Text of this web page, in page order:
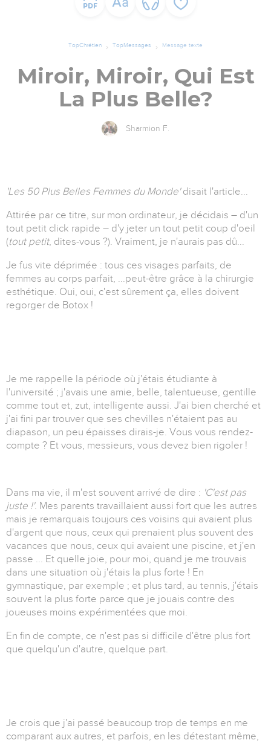
TopChrétien TopMessages Message texte
Miroir, Miroir, Qui Est
La Plus Belle?
Sharmion F.
'Les 50 Plus Belles Femmes du Monde'disait l'article...
Attirée par ce titre, sur mon ordinateur, je décidais – d'un
tout petit click rapide – d'y jeter un tout petit coup d'oeil
(tout petit, dites-vous ?). Vraiment, je n'aurais pas dû...
Je fus vite déprimée : tous ces visages parfaits, de
femmes au corps parfait, ...peut-être grâce à la chirurgie
esthétique. Oui, oui, c'est sûrement ça, elles doivent
regorger de Botox !
Je me rappelle la période où j'étais étudiante à
l'université ; j'avais une amie, belle, talentueuse, gentille
comme tout et, zut, intelligente aussi. J'ai bien cherché et
j'ai fini par trouver que ses chevilles n'étaient pas au
diapason, un peu épaisses dirais-je. Vous vous rendez-
compte ? Et vous, messieurs, vous devez bien rigoler !
Dans ma vie, il m'est souvent arrivé de dire : 'C'est pas
juste !'. Mes parents travaillaient aussi fort que les autres
mais je remarquais toujours ces voisins qui avaient plus
d'argent que nous, ceux qui prenaient plus souvent des
vacances que nous, ceux qui avaient une piscine, et j'en
passe ... Et quelle joie, pour moi, quand je me trouvais
dans une situation où j'étais la plus forte ! En
gymnastique, par exemple ; et plus tard, au tennis, j'étais
souvent la plus forte parce que je jouais contre des
joueuses moins expérimentées que moi.
En fin de compte, ce n'est pas si difficile d'être plus fort
que quelqu'un d'autre, quelque part.
Je crois que j'ai passé beaucoup trop de temps en me
comparant aux autres, et parfois, en les détestant même,